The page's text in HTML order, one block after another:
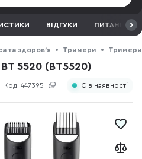
ВІДГУКИ ПИТАННЯ ТА
та здоров'я Тримери Тримери
5520 (BT5520)
Код: 447395 Є в наявності